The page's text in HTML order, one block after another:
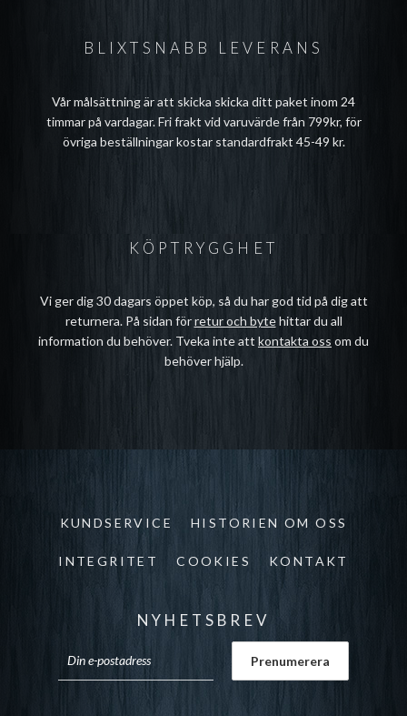
BLIXTSNABB LEVERANS
Vår målsättning är att skicka skicka ditt paket inom 24
timmar på vardagar. Fri frakt vid varuvärde från 799kr, för
övriga beställningar kostar standardfrakt 45-49 kr.
KÖPTRYGGHET
Vi ger dig 30 dagars öppet köp, så du har god tid på dig att
returnera. På sidan förretur och bytehittar du all
information du behöver. Tveka inte att kontakta oss om du
behöver hjälp.
KUNDSERVICE HISTORIEN OM OSS
INTEGRITET COOKIES KONTAKT
NYHETSBREV